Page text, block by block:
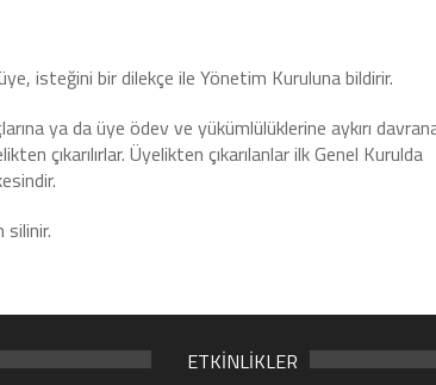
isteğini bir dilekçe ile Yönetim Kuruluna bildirir.
ya da üye ödev ve yükümlülüklerine aykırı
çıkarılırlar. Üyelikten çıkarılanlar ilk Genel Kurulda
silinir.
ETKİNLİKLER